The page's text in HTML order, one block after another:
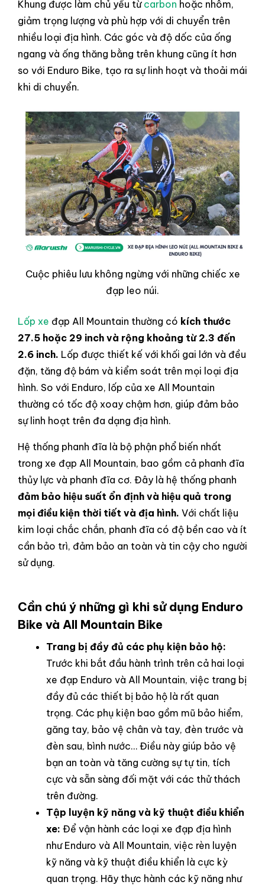
Khung được làm chủ yếu từ carbon hoặc nhôm,
giảm trọng lượng và phù hợp với di chuyển trên
nhiều loại địa hình. Các góc và độ dốc của ống
ngang và ống thăng bằng trên khung cũng ít hơn
so với Enduro Bike, tạo ra sự linh hoạt và thoải mái
khi di chuyển.
Cuộc phiêu lưu không ngừng với những chiếc xe
đạp leo núi.
Lốp xe đạp All Mountain thường có kích thước
27.5 hoặc 29 inch và rộng khoảng từ 2.3 đến
2.6 inch. Lốp được thiết kế với khối gai lớn và đều
đặn, tăng độ bám và kiểm soát trên mọi loại địa
hình. So với Enduro, lốp của xe All Mountain
thường có tốc độ xoay chậm hơn, giúp đảm bảo
sự linh hoạt trên đa dạng địa hình.
Hệ thống phanh đĩa là bộ phận phổ biến nhất
trong xe đạp All Mountain, bao gồm cả phanh đĩa
thủy lực và phanh đĩa cơ. Đây là hệ thống phanh
đảm bảo hiệu suất ổn định và hiệu quả trong
mọi điều kiện thời tiết và địa hình. Với chất liệu
kim loại chắc chắn, phanh đĩa có độ bền cao và ít
cần bảo trì, đảm bảo an toàn và tin cậy cho người
sử dụng.
Cần chú ý những gì khi sử dụng Enduro
Bike và All Mountain Bike
Trang bị đầy đủ các phụ kiện bảo hộ:
Trước khi bắt đầu hành trình trên cả hai loại
xe đạp Enduro và All Mountain, việc trang bị
đầy đủ các thiết bị bảo hộ là rất quan
trọng. Các phụ kiện bao gồm mũ bảo hiểm,
găng tay, bảo vệ chân và tay, đèn trước và
đèn sau, bình nước… Điều này giúp bảo vệ
bạn an toàn và tăng cường sự tự tin, tích
cực và sẵn sàng đối mặt với các thử thách
trên đường.
Tập luyện kỹ năng và kỹ thuật điều khiển
xe: Để vận hành các loại xe đạp địa hình
như Enduro và All Mountain, việc rèn luyện
kỹ năng và kỹ thuật điều khiển là cực kỳ
quan trọng. Hãy thực hành các kỹ năng như